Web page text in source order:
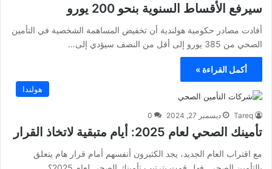
سيرفع الأقساط السنوية بنحو 200 يورو
أفادت مصادر حكومية هولندية أن تخفيض المساهمة الشخصية في التأمين
الصحي من 385 يورو إلى أقل من النصف سيؤدي إلى…
أكمل القراءة »
هولندا
Tareq ديسمبر 27, 2024 0
تأمينك الصحي لعام 2025: أيام متبقية لاتخاذ القرار
مع اقتراب العام الجديد، يجد الكثيرون أنفسهم أمام قرار هام يتعلق